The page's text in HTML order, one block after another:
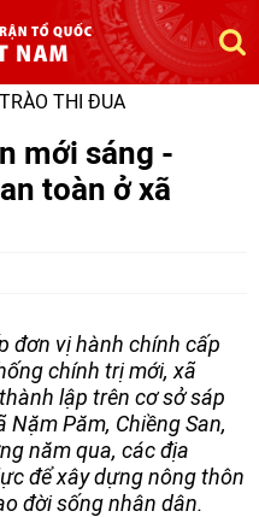
THI ĐUA
mới sáng -
toàn ở xã
đơn vị hành chính cấp
chính trị mới, xã
lập trên cơ sở sáp
Păm, Chiềng San,
năm qua, các địa
để xây dựng nông thôn
đời sống nhân dân.